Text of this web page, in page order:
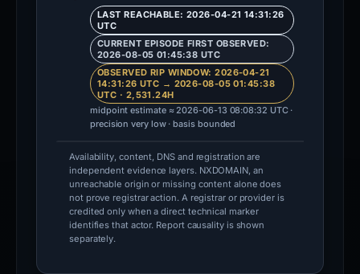
LAST REACHABLE: 2026-04-21 14:31:26
UTC
CURRENT EPISODE FIRST OBSERVED:
2026-08-05 01:45:38 UTC
OBSERVED RIP WINDOW: 2026-04-21
14:31:26 UTC → 2026-08-05 01:45:38
UTC · 2,531.24H
midpoint estimate ≈ 2026-06-13 08:08:32 UTC ·
precision very low · basis bounded
Availability, content, DNS and registration are
independent evidence layers. NXDOMAIN, an
unreachable origin or missing content alone does
not prove registrar action. A registrar or provider is
credited only when a direct technical marker
identifies that actor. Report causality is shown
separately.